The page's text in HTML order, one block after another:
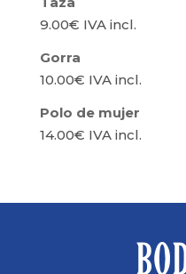
9.00€ IVA incl.
Gorra
10.00€ IVA incl.
Polo de mujer
14.00€ IVA incl.